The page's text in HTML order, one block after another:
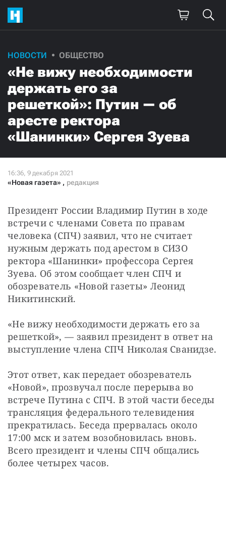
НОВОСТИ ОБЩЕСТВО
«Не вижу необходимости
держать его за
решеткой»: Путин — об
аресте ректора
«Шанинки» Сергея Зуева
«Новая газета» , редакция
Президент России Владимир Путин в ходе
встречи с членами Совета по правам
человека (СПЧ) заявил, что не считает
нужным держать под арестом в СИЗО
ректора «Шанинки» профессора Сергея
Зуева. Об этом сообщает член СПЧ и
обозреватель «Новой газеты» Леонид
Никитинский.
«Не вижу необходимости держать его за
решеткой», — заявил президент в ответ на
выступление члена СПЧ Николая Сванидзе.
Этот ответ, как передает обозреватель
«Новой», прозвучал после перерыва во
встрече Путина с СПЧ. В этой части беседы
трансляция федерального телевидения
прекратилась. Беседа прервалась около
17:00 мск и затем возобновилась вновь.
Всего президент и члены СПЧ общались
более четырех часов.
Поддержите
нашу работу!
Ежемесячно Разово
3000
Нажимая кнопку «Стать соучастником»,
я принимаю
и подтверждаю свое гражданство РФ
СТАТЬ СОУЧАСТНИКОМ
ПОДЕЛИТЬСЯ С ДРУЗЬЯМИ
Если у вас есть вопросы, пишите donate@novayagazeta.ru
звоните:
+7 (929) 612-03-68